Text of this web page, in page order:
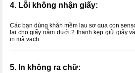
4. Lỗi không nhận giấy:
Các bạn dùng khăn mềm lau sơ qua con
lại cho giấy nằm dưới 2 thanh kẹp giữ giấy
in mã vạch.
5. In không ra chữ: